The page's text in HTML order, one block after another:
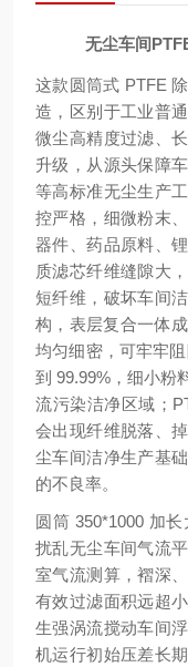
无尘车间
这款圆筒式 PTFE
造，区别于工业普
微尘高精度过滤、
升级，从源头保障
等高标准无尘生产
控严格，细微粉末
器件、药品原料、
质滤芯纤维缝隙大
短纤维，破坏车间
构，表层复合一体
均匀细密，可牢牢
到 99.99%，细小粉
流污染洁净区域；
会出现纤维脱落、
尘车间洁净生产基
的不良率。
圆筒 350*1000 加
扰乱无尘车间气流
室气流测算，褶深
有效过滤面积远超
生强涡流搅动车间
机运行初始压差长